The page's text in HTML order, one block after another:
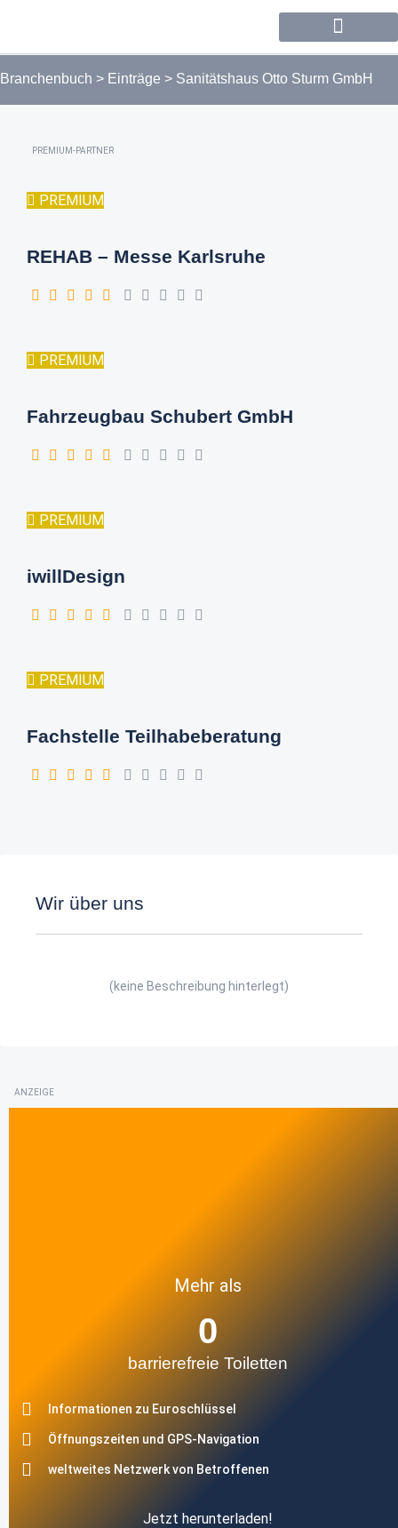
Branchenbuch > Einträge > Sanitätshaus Otto Sturm GmbH
PREMIUM-PARTNER
PREMIUM
REHAB – Messe Karlsruhe
PREMIUM
Fahrzeugbau Schubert GmbH
PREMIUM
iwillDesign
PREMIUM
Fachstelle Teilhabeberatung
Wir über uns
(keine Beschreibung hinterlegt)
ANZEIGE
Mehr als
barrierefreie Toiletten
0
Informationen zu Euroschlüssel
Öffnungszeiten und GPS-Navigation
weltweites Netzwerk von Betroffenen
Jetzt herunterladen!